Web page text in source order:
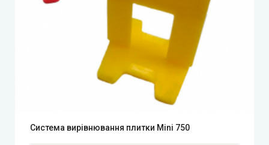
Система вирівнювання плитки Mini 750